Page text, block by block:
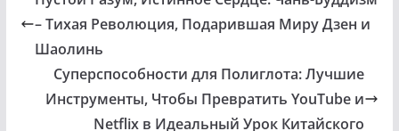
– Тихая Революция, Подарившая Миру Дзен и
Шаолинь
Суперспособности для Полиглота: Лучшие
Инструменты, Чтобы Превратить YouTube и
Netflix в Идеальный Урок Китайского